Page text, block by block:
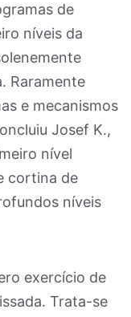
de
níveis da
Raramente
e mecanismos
Josef K.,
nível
cortina de
níveis
exercício de
Trata-se